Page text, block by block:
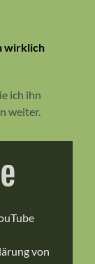
wirklich
ich ihn
weiter.
von